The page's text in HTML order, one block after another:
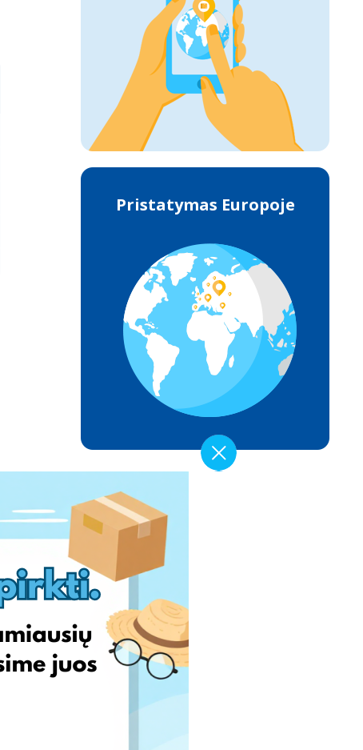
Pristatymas Europoje